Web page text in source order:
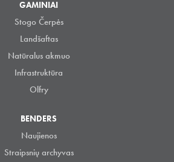
GAMINIAI
Stogo Čerpės
Landšaftas
Natūralus akmuo
Infrastruktūra
Olfry
BENDERS
Naujienos
Straipsnių archyvas